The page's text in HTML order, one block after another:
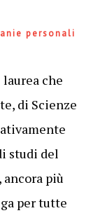
personali
che
di Scienze
studi del
ancora più
per tutte